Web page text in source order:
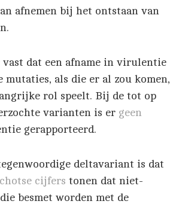
afnemen bij het ontstaan van
dat een afname in virulentie
mutaties, als die er al zou komen,
rol speelt. Bij de tot op
varianten is er geen
gerapporteerd.
deltavariant is dat
cijfers tonen dat niet-
besmet worden met de